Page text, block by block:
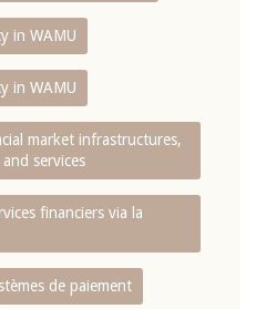
in WAMU
in WAMU
market infrastructures,
services
financiers via la
de paiement